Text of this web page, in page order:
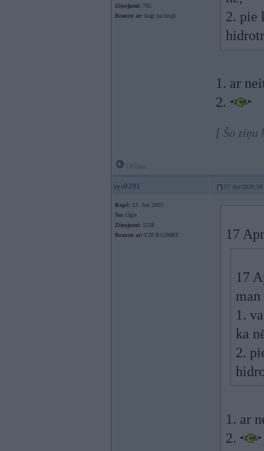
Ziņojumi: 782
Braucu ar: kuģi pa bruģi
2. pie
1. ar
2.
[ Šo ziņu
sys9291 17. Apr 2020,
Kopš: 13. Jun 2003
No: Ogre
Ziņojumi: 5238
Braucu ar: F20 R1200RT 17
17
1.
ka
2.
1. ar
2.